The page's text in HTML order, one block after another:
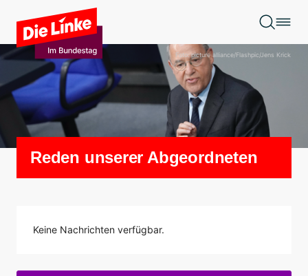
Zum Hauptinhalt springen
Foto: picture alliance/Flashpic/Jens Krick
Reden unserer Abgeordneten
Keine Nachrichten verfügbar.